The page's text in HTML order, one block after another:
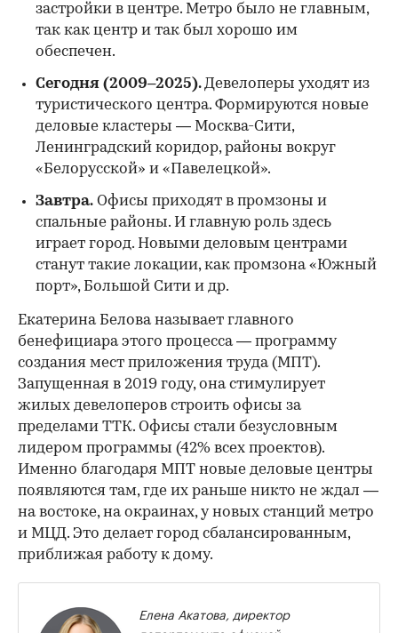
застройки в центре. Метро было не главным,
так как центр и так был хорошо им
обеспечен.
Сегодня (2009–2025).Девелоперы уходят из
туристического центра. Формируются новые
деловые кластеры — Москва-Сити,
Ленинградский коридор, районы вокруг
«Белорусской» и «Павелецкой».
Завтра. Офисы приходят в промзоны и
спальные районы. И главную роль здесь
играет город. Новыми деловым центрами
станут такие локации, как промзона «Южный
порт», Большой Сити и др.
Екатерина Белова называет главного
бенефициара этого процесса — программу
создания мест приложения труда (МПТ).
Запущенная в 2019 году, она стимулирует
жилых девелоперов строить офисы за
пределами ТТК. Офисы стали безусловным
лидером программы (42% всех проектов).
Именно благодаря МПТ новые деловые центры
появляются там, где их раньше никто не ждал —
на востоке, на окраинах, у новых станций метро
и МЦД. Это делает город сбалансированным,
приближая работу к дому.
Елена Акатова, директор